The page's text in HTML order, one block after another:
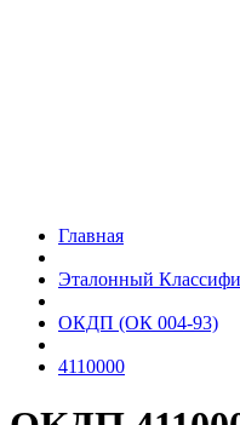
Главная
Эталонный
ОКДП (ОК 004-93)
4110000